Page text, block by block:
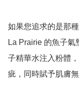
如果您追求的是那
La Prairie 的魚子
子精華水注入粉體
疵，同時賦予肌膚